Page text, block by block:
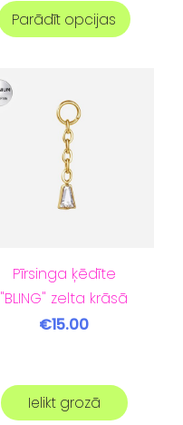
Parādīt opcijas
Pīrsinga ķēdīte
"BLING" zelta krāsā
€15.00
Ielikt grozā